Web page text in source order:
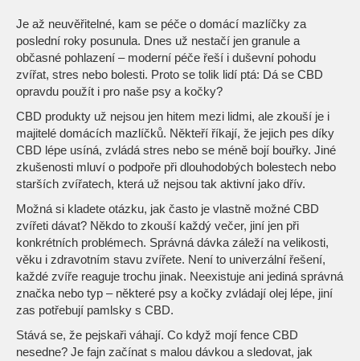
Je až neuvěřitelné, kam se péče o domácí mazlíčky za
poslední roky posunula. Dnes už nestačí jen granule a
občasné pohlazení – moderní péče řeší i duševní pohodu
zvířat, stres nebo bolesti. Proto se tolik lidí ptá: Dá se CBD
opravdu použít i pro naše psy a kočky?
CBD produkty už nejsou jen hitem mezi lidmi, ale zkouší je i
majitelé domácích mazlíčků. Někteří říkají, že jejich pes díky
CBD lépe usíná, zvládá stres nebo se méně bojí bouřky. Jiné
zkušenosti mluví o podpoře při dlouhodobých bolestech nebo
starších zvířatech, která už nejsou tak aktivní jako dřív.
Možná si kladete otázku, jak často je vlastně možné CBD
zvířeti dávat? Někdo to zkouší každý večer, jiní jen při
konkrétních problémech. Správná dávka záleží na velikosti,
věku i zdravotním stavu zvířete. Není to univerzální řešení,
každé zvíře reaguje trochu jinak. Neexistuje ani jediná správná
značka nebo typ – některé psy a kočky zvládají olej lépe, jiní
zas potřebují pamlsky s CBD.
Stává se, že pejskaři váhají. Co když mojí fence CBD
nesedne? Je fajn začínat s malou dávkou a sledovat, jak